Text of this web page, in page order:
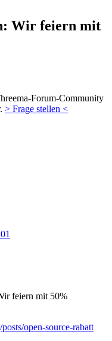
Wir feiern mit
Forum-Community
> Frage stellen <
feiern mit 50%
open-source-rabatt